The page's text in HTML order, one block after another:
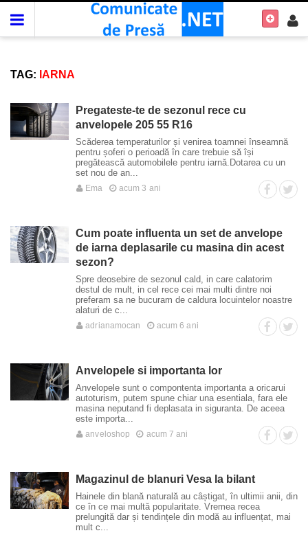
TAG: IARNA
Pregateste-te de sezonul rece cu
anvelopele 205 55 R16
Scăderea temperaturilor și venirea toamnei înseamnă
pentru șoferi o perioadă în care trebuie să își
pregătească automobilele pentru iarnă.Dotarea cu un
set nou de an...
Ema acum 3 ani
Cum poate influenta un set de anvelope
de iarna deplasarile cu masina din acest
sezon?
Spre deosebire de sezonul cald, in care calatorim
destul de mult, in cel rece cei mai multi dintre noi
preferam sa ne bucuram de caldura locuintelor noastre
alaturi de c...
adrianamocan acum 6 ani
Anvelopele si importanta lor
Anvelopele sunt o compontenta importanta a oricarui
autoturism, putem spune chiar una esentiala, fara ele
masina neputand fi deplasata in siguranta. De aceea
este importa...
anveloshop acum 7 ani
Magazinul de blanuri Vesa la bilant
Hainele din blană naturală au câștigat, în ultimii anii, din
ce în ce mai multă popularitate. Vremea recea
prelungită dar și tendințele din modă au influențat, mai
mult c...